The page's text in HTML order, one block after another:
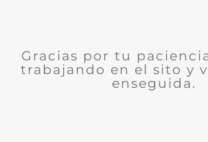
Gracias por tu
trabajando en el sito y
enseguida.